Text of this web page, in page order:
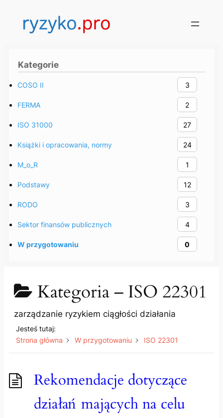
Kategorie
COSO II 3
FERMA 2
ISO 31000 27
Książki i opracowania, normy 24
M_o_R 1
Podstawy 12
RODO 3
Sektor finansów publicznych 4
W przygotowaniu 0
Kategoria – ISO 22301
zarządzanie ryzykiem ciągłości działania
Jesteś tutaj:
Strona główna
W przygotowaniu ISO 22301
Rekomendacje dotyczące
działań mających na celu